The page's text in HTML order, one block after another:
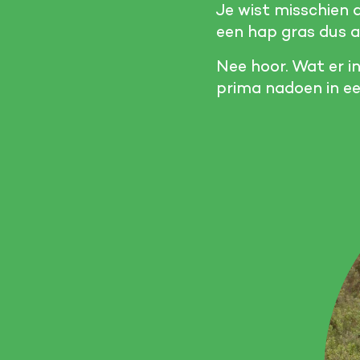
Je wist misschien
een hap gras dus
Nee hoor. Wat er
prima nadoen in